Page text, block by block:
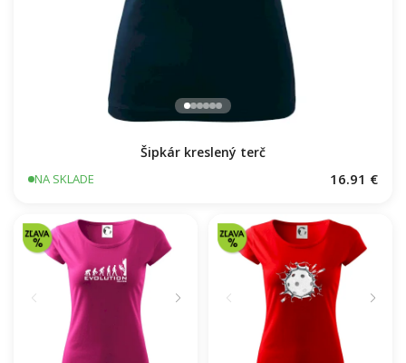
Šipkár kreslený terč
NA SKLADE 16.91 €